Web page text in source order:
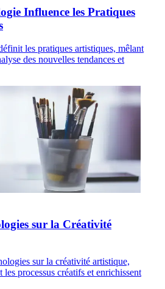
Influence les Pratiques
les pratiques artistiques, mêlant
des nouvelles tendances et
sur la Créativité
sur la créativité artistique,
processus créatifs et enrichissent